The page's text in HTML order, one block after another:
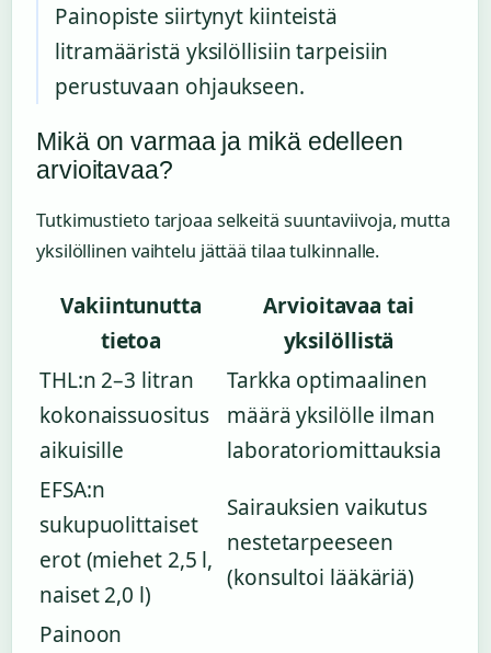
Painopiste siirtynyt kiinteistä
litramääristä yksilöllisiin tarpeisiin
perustuvaan ohjaukseen.
Mikä on varmaa ja mikä edelleen
arvioitavaa?
Tutkimustieto tarjoaa selkeitä suuntaviivoja, mutta
yksilöllinen vaihtelu jättää tilaa tulkinnalle.
Vakiintunutta
tietoa
Arvioitavaa tai
yksilöllistä
THL:n 2–3 litran
kokonaissuositus
aikuisille
Tarkka optimaalinen
määrä yksilölle ilman
laboratoriomittauksia
EFSA:n
sukupuolittaiset
erot (miehet 2,5 l,
naiset 2,0 l)
Sairauksien vaikutus
nestetarpeeseen
(konsultoi lääkäriä)
Painoon